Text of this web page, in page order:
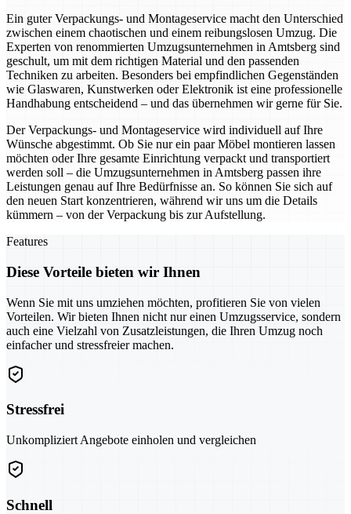
Ein guter Verpackungs- und Montageservice macht den Unterschied
zwischen einem chaotischen und einem reibungslosen Umzug. Die
Experten von renommierten Umzugsunternehmen in Amtsberg sind
geschult, um mit dem richtigen Material und den passenden
Techniken zu arbeiten. Besonders bei empfindlichen Gegenständen
wie Glaswaren, Kunstwerken oder Elektronik ist eine professionelle
Handhabung entscheidend – und das übernehmen wir gerne für Sie.
Der Verpackungs- und Montageservice wird individuell auf Ihre
Wünsche abgestimmt. Ob Sie nur ein paar Möbel montieren lassen
möchten oder Ihre gesamte Einrichtung verpackt und transportiert
werden soll – die Umzugsunternehmen in Amtsberg passen ihre
Leistungen genau auf Ihre Bedürfnisse an. So können Sie sich auf
den neuen Start konzentrieren, während wir uns um die Details
kümmern – von der Verpackung bis zur Aufstellung.
Features
Diese Vorteile bieten wir Ihnen
Wenn Sie mit uns umziehen möchten, profitieren Sie von vielen
Vorteilen. Wir bieten Ihnen nicht nur einen Umzugsservice, sondern
auch eine Vielzahl von Zusatzleistungen, die Ihren Umzug noch
einfacher und stressfreier machen.
Stressfrei
Unkompliziert Angebote einholen und vergleichen
Schnell